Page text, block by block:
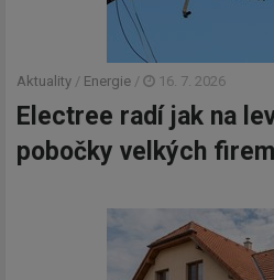
Aktuality / Energie / 16. 7. 2026
Electree radí jak na
pobočky velkých